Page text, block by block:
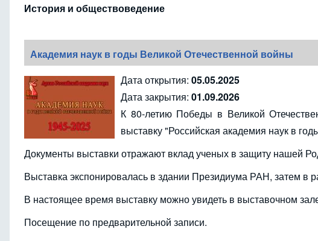
История и обществоведение
Академия наук в годы Великой Отечественной войны
Дата открытия: 05.05.2025
Дата закрытия: 01.09.2026
К 80-летию Победы в Великой
выставку "Российская академия наук в
Документы выставки отражают вклад ученых в защиту нашей
Выставка экспонировалась в здании Президиума РАН, затем в
В настоящее время выставку можно увидеть в выставочном
Посещение по предварительной записи.